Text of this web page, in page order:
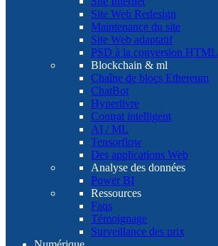
Site Web Redesign
Maintenance du site
Site Web adaptatif
PSD à la conversion HTML
Blockchain & ml
Chaîne de blocs Ethereum
ChatBot
Hyperlivre
Contrat intelligent
AI / ML
Tensorflow
Des applications Web
Analyse des données
Power BI
Ressources
Faqs
Témoignage
Surveillance des prix